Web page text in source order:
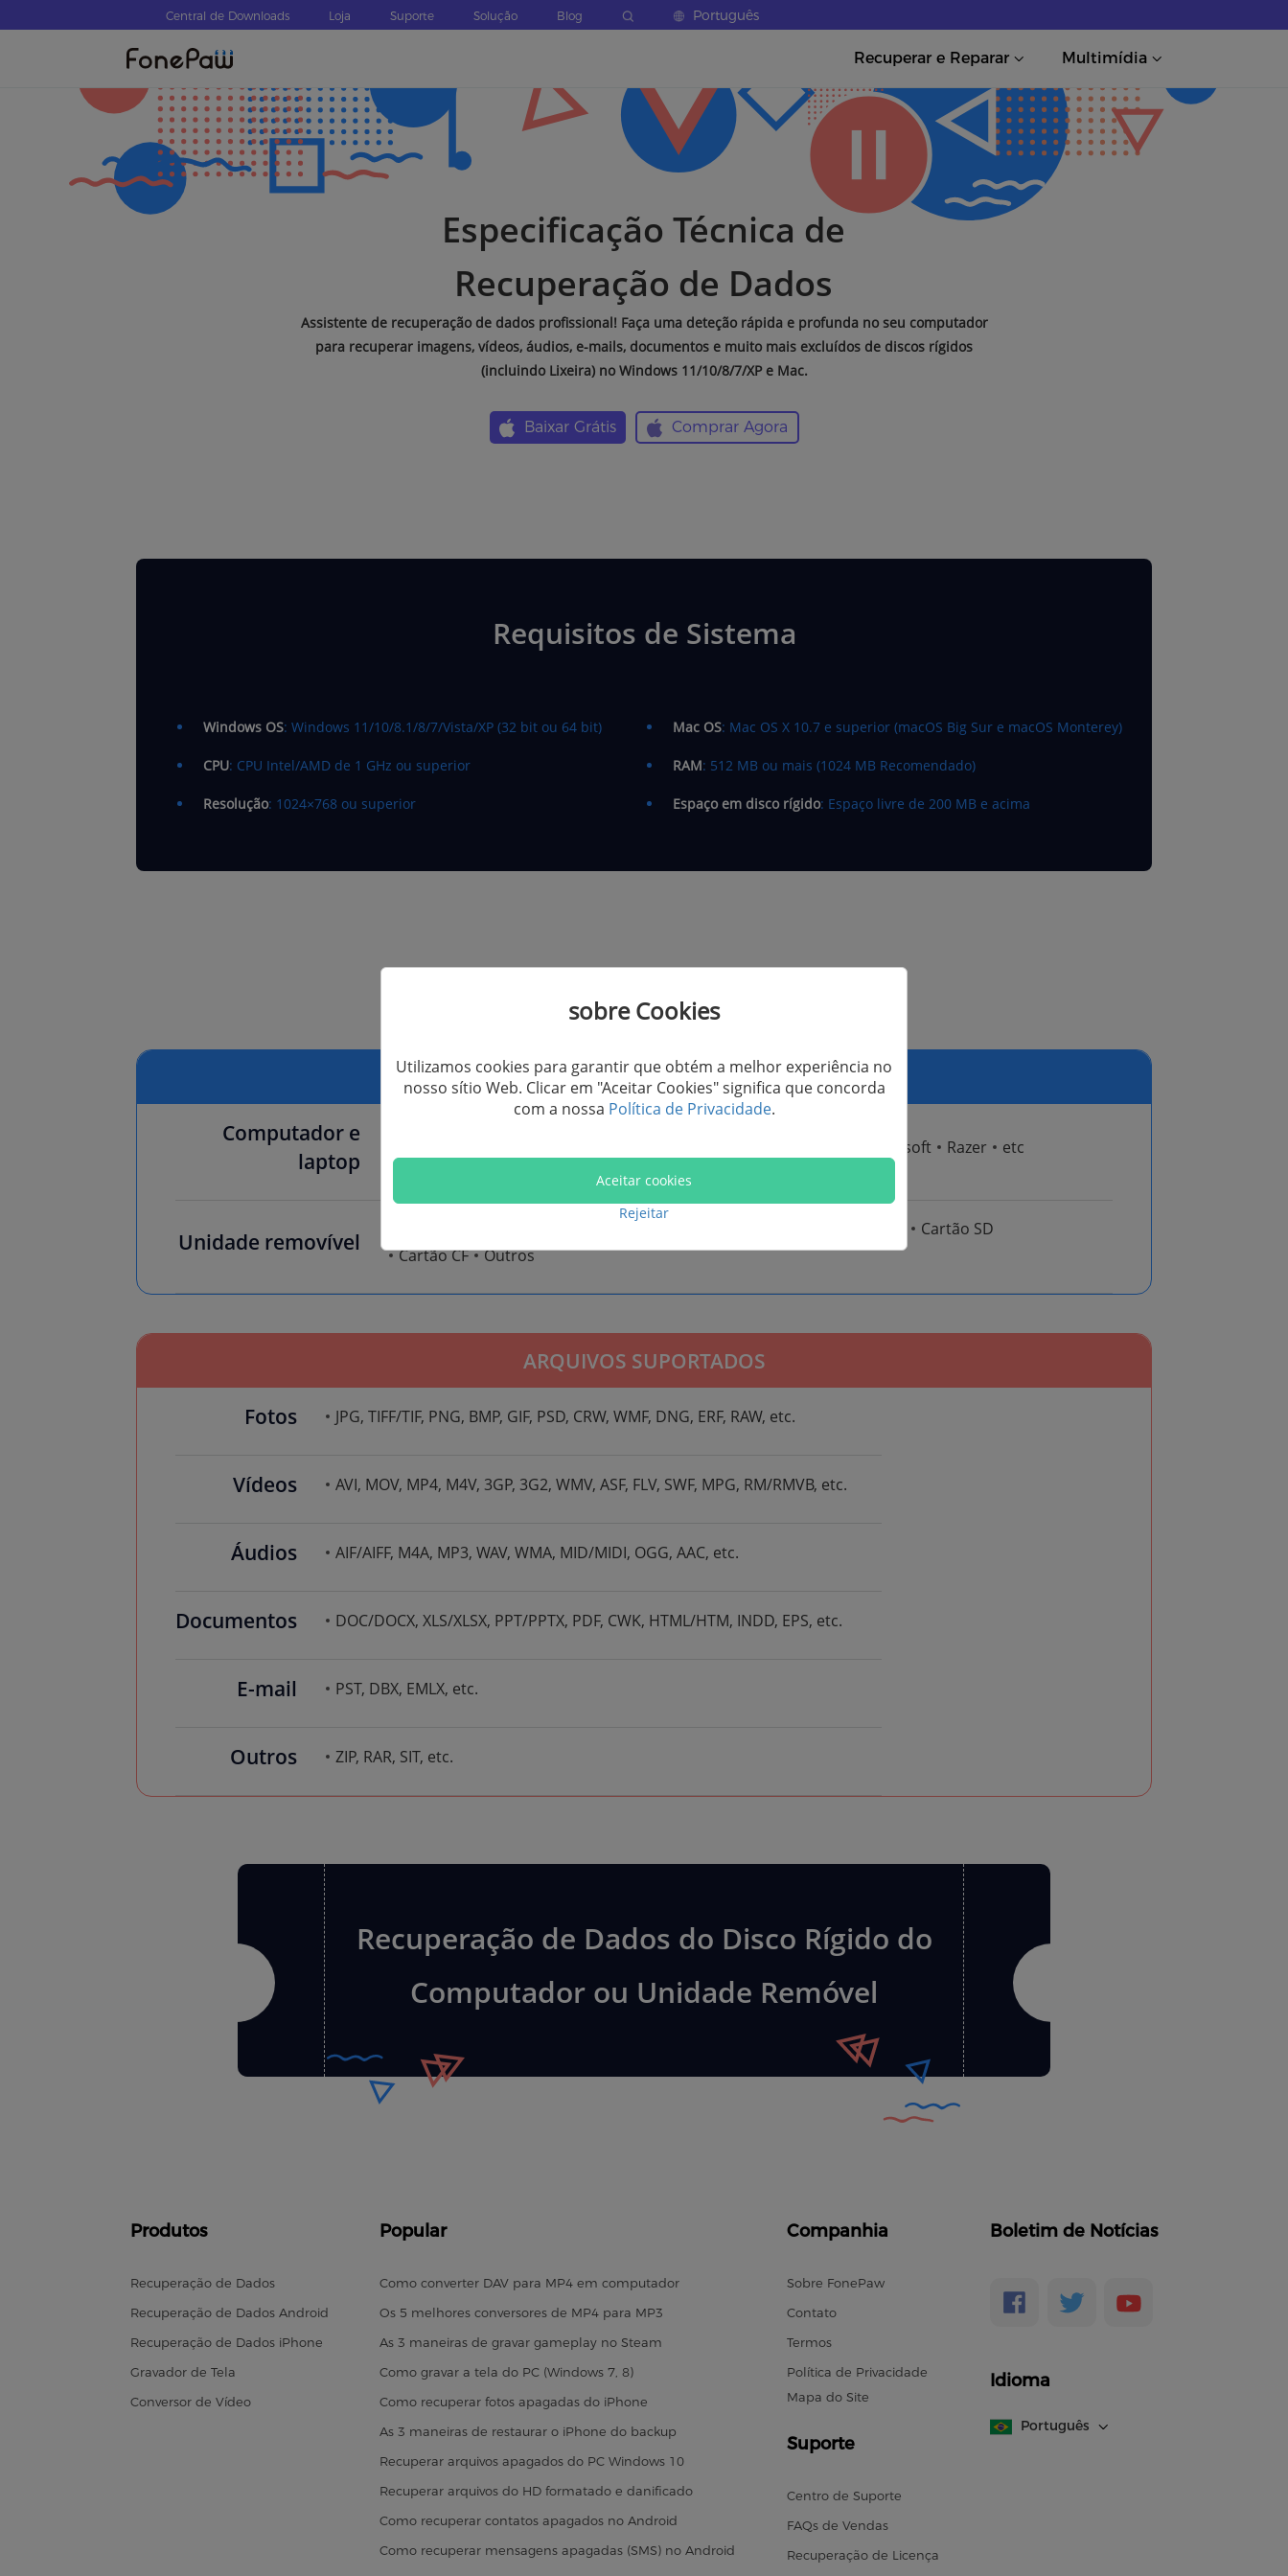
Central de Downloads Loja Suporte Solução Blog Português
Recuperar e Reparar Multimídia
Especificação Técnica de
Recuperação de Dados
Assistente de recuperação de dados profissional! Faça uma deteção rápida e profunda no seu computador
para recuperar imagens, vídeos, áudios, e-mails, documentos e muito mais excluídos de discos rígidos
(incluindo Lixeira) no Windows 11/10/8/7/XP e Mac.
Baixar Grátis Comprar Agora
Requisitos de Sistema
Windows OS: Windows 11/10/8.1/8/7/Vista/XP (32 bit ou 64 bit) Mac OS: Mac OS X 10.7 e superior (macOS Big Sur e macOS Monterey)
CPU: CPU Intel/AMD de 1 GHz ou superior RAM: 512 MB ou mais (1024 MB Recomendado)
Resolução: 1024×768 ou superior Espaço em disco rígido: Espaço livre de 200 MB e acima
DISPOSITIVOS SUPORTADOS
Computador e
laptop
Microsoft Razer etc
Unidade removível
Cartão SD
Cartão CF
Outros
ARQUIVOS SUPORTADOS
Fotos JPG, TIFF/TIF, PNG, BMP, GIF, PSD, CRW, WMF, DNG, ERF, RAW, etc.
Vídeos AVI, MOV, MP4, M4V, 3GP, 3G2, WMV, ASF, FLV, SWF, MPG, RM/RMVB, etc.
Áudios AIF/AIFF, M4A, MP3, WAV, WMA, MID/MIDI, OGG, AAC, etc.
Documentos DOC/DOCX, XLS/XLSX, PPT/PPTX, PDF, CWK, HTML/HTM, INDD, EPS, etc.
E-mail PST, DBX, EMLX, etc.
Outros ZIP, RAR, SIT, etc.
Recuperação de Dados do Disco Rígido do
Computador ou Unidade Remóvel
Produtos
Recuperação de Dados
Recuperação de Dados Android
Recuperação de Dados iPhone
Gravador de Tela
Conversor de Vídeo
Popular
Como converter DAV para MP4 em computador
Os 5 melhores conversores de MP4 para MP3
As 3 maneiras de gravar gameplay no Steam
Como gravar a tela do PC (Windows 7, 8)
Como recuperar fotos apagadas do iPhone
As 3 maneiras de restaurar o iPhone do backup
Recuperar arquivos apagados do PC Windows 10
Recuperar arquivos do HD formatado e danificado
Como recuperar contatos apagados no Android
Como recuperar mensagens apagadas (SMS) no Android
Companhia
Sobre FonePaw
Contato
Termos
Política de Privacidade
Mapa do Site
Suporte
Centro de Suporte
FAQs de Vendas
Recuperação de Licença
Boletim de Notícias
Idioma
Português
sobre Cookies
Utilizamos cookies para garantir que obtém a melhor experiência no
nosso sítio Web. Clicar em "Aceitar Cookies" significa que concorda
com a nossa Política de Privacidade.
Aceitar cookies
Rejeitar